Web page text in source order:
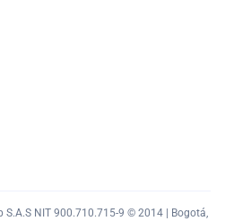
S.A.S NIT 900.710.715-9 © 2014 | Bogotá,